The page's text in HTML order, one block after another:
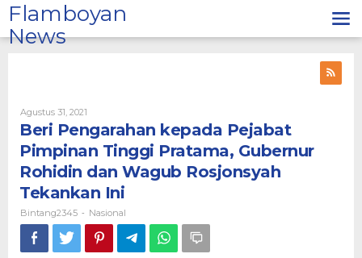
Lewati
ke
konten
Flamboyan
News
Agustus 31, 2021
Bintang2345
Beri Pengarahan kepada Pejabat
Pimpinan Tinggi Pratama, Gubernur
Rohidin dan Wagub Rosjonsyah
Tekankan Ini
Bintang2345 - Nasional